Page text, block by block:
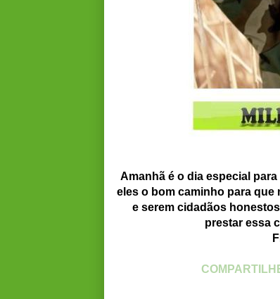
Amanhã é o dia especial
eles o bom caminho para
e serem cidadãos
prestar essa